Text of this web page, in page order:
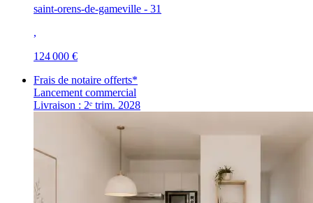
saint-orens-de-gameville - 31
,
124 000 €
Frais de notaire offerts*
Lancement commercial
Livraison : 2ᵉ trim. 2028